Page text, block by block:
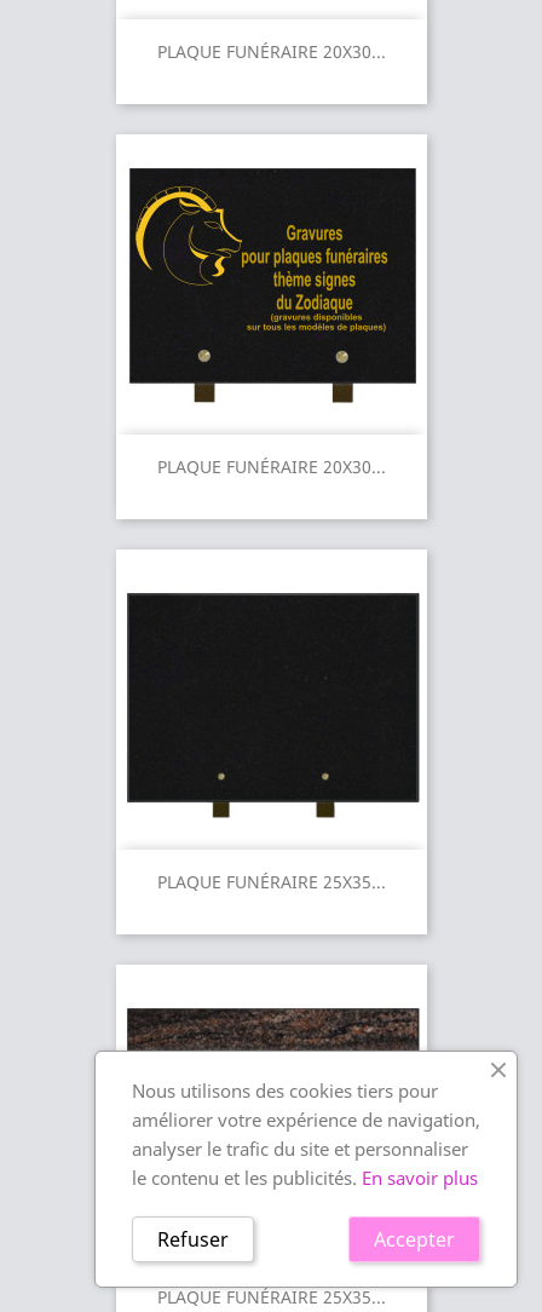
PLAQUE FUNÉRAIRE 20X30...
PLAQUE FUNÉRAIRE 20X30...
PLAQUE FUNÉRAIRE 25X35...
PLAQUE FUNÉRAIRE 25X35...
Nous utilisons des cookies tiers pour
améliorer votre expérience de navigation,
analyser le trafic du site et personnaliser
le contenu et les publicités. En savoir plus
Accepter
Refuser